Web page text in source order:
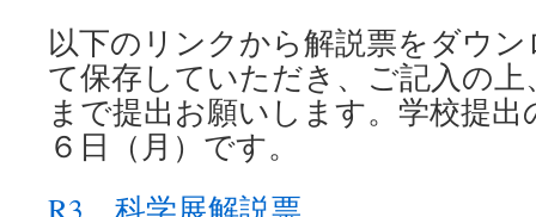
以下のリンクから解説票をダウ
て保存していただき、ご記入の
まで提出お願いします。学校提
６日（月）です。
R3 科学展解説票